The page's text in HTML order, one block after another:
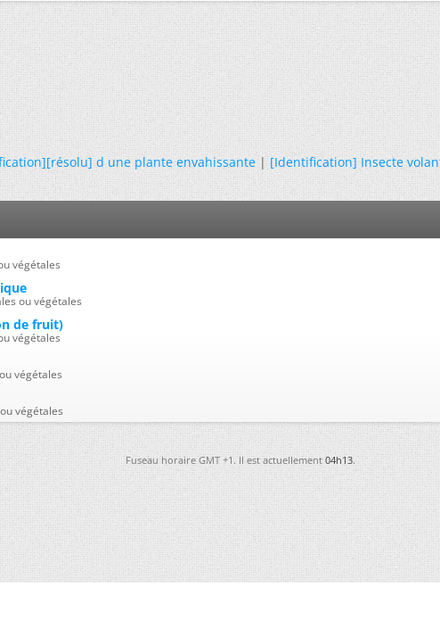
d une plante envahissante|[Identification] Insecte
végétales
ou végétales
de fruit)
végétales
végétales
végétales
Fuseau horaire GMT +1. Il est actuellement04h13.